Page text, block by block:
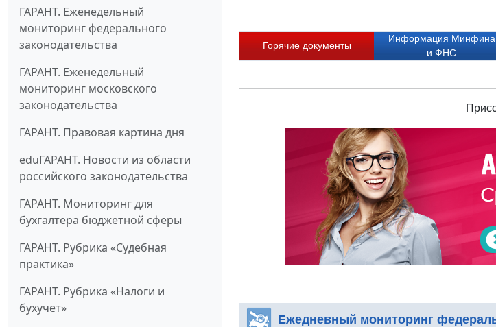
ГАРАНТ. Еженедельный
мониторинг федерального
законодательства
ГАРАНТ. Еженедельный
мониторинг московского
законодательства
ГАРАНТ. Правовая картина дня
eduГАРАНТ. Новости из области
российского законодательства
ГАРАНТ. Мониторинг для
бухгалтера бюджетной сферы
ГАРАНТ. Рубрика «Судебная
практика»
ГАРАНТ. Рубрика «Налоги и
бухучет»
Горячие документы
Информация Минфина
и ФНС
Ежедневный мониторинг